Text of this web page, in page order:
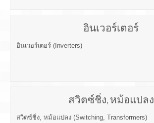
อินเวอร์เตอร์
อินเวอร์เตอร์ (Inverters)
สวิตซ์ชิ่ง, หม้อแปลง
สวิตซ์ชิ่ง, หม้อแปลง (Switching, Transformers)